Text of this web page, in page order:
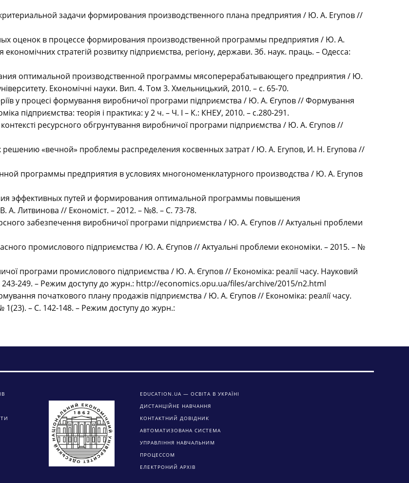
задачи формирования производственного плана предприятия / Ю. А. Егупов //
оценок в процессе формирования производственной программы предприятия / Ю. А.
стратегій розвитку підприємства, регіону, держави. Зб. наук. праць. – Одесса:
оптимальной производственной программы мясоперерабатывающего предприятия / Ю.
Економічні науки. Вип. 4. Том 3. Хмельницький, 2010. – с. 65-70.
у процесі формування виробничої програми підприємства / Ю. А. Єгупов // Формування
підприємства: теорія і практика: у 2 ч. – Ч. І – К.: КНЕУ, 2010. – с.280-291.
ресурсного обгрунтування виробничої програми підприємства / Ю. А. Єгупов //
«вечной» проблемы распределения косвенных затрат / Ю. А. Егупов, И. Н. Егупова //
программы предприятия в условиях многономенклатурного производства / Ю. А. Егупов
эффективных путей и формирования оптимальной программы повышения
А. Литвинова // Економіст. – 2012. – №8. – С. 73-78.
забезпечення виробничої програми підприємства / Ю. А. Єгупов // Актуальні проблеми
промислового підприємства / Ю. А. Єгупов // Актуальні проблеми економіки. – 2015. – №
програми промислового підприємства / Ю. А. Єгупов // Економіка: реалії часу. Науковий
243-249. – Режим доступу до журн.: http://economics.opu.ua/files/archive/2015/n2.html
початкового плану продажів підприємства / Ю. А. Єгупов // Економіка: реалії часу.
– С. 142-148. – Режим доступу до журн.:
EDUCATION.UA — ОСВІТА В УКРАЇНІ
ДИСТАНЦІЙНЕ НАВЧАННЯ
КОНТАКТНИЙ ДОВІДНИК
АВТОМАТИЗОВАНА СИСТЕМА
УПРАВЛІННЯ НАВЧАЛЬНИМ
ПРОЦЕССОМ
ЕЛЕКТРОНИЙ АРХІВ